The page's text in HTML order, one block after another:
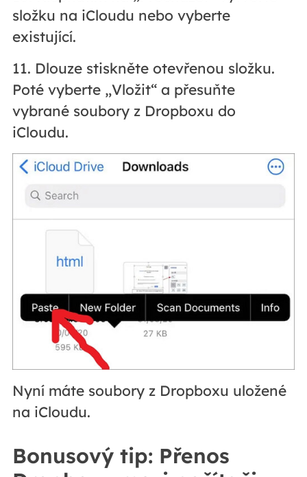
složku na iCloudu nebo vyberte
existující.
11. Dlouze stiskněte otevřenou složku.
Poté vyberte „Vložit“ a přesuňte
vybrané soubory z Dropboxu do
iCloudu.
Nyní máte soubory z Dropboxu uložené
na iCloudu.
Bonusový tip: Přenos